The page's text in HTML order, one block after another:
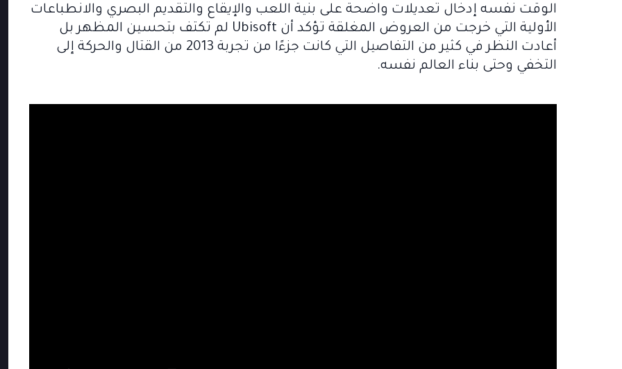
الوقت نفسه إدخال تعديلات واضحة على بنية اللعب والإيقاع والتقديم البصري والانطباعات
الأولية التي خرجت من العروض المغلقة تؤكد أن Ubisoft لم تكتف بتحسين المظهر بل
أعادت النظر في كثير من التفاصيل التي كانت جزءًا من تجربة 2013 من القتال والحركة إلى
التخفي وحتى بناء العالم نفسه.